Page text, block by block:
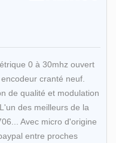
0 à 30mhz ouvert
cranté neuf.
de qualité et modulation
des meilleurs de la
Avec micro d'origine
entre proches